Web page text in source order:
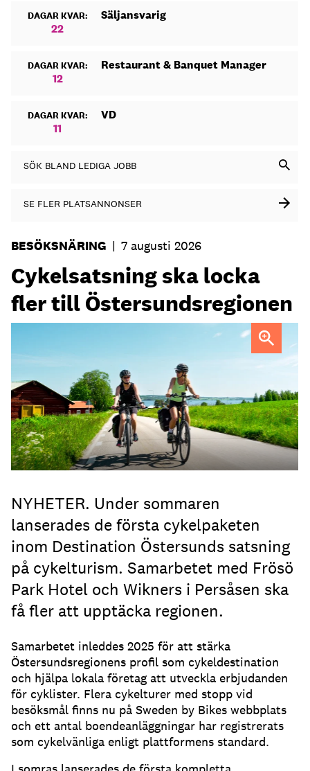
DAGAR KVAR:
22
Säljansvarig
DAGAR KVAR:
12
Restaurant & Banquet Manager
DAGAR KVAR:
11
VD
SÖK BLAND LEDIGA JOBB
SE FLER PLATSANNONSER
BESÖKSNÄRING | 7 augusti 2026
Cykelsatsning ska locka
fler till Östersundsregionen
NYHETER. Under sommaren
lanserades de första cykelpaketen
inom Destination Östersunds satsning
på cykelturism. Samarbetet med Frösö
Park Hotel och Wikners i Persåsen ska
få fler att upptäcka regionen.
Samarbetet inleddes 2025 för att stärka
Östersundsregionens profil som cykeldestination
och hjälpa lokala företag att utveckla erbjudanden
för cyklister. Flera cykelturer med stopp vid
besöksmål finns nu på Sweden by Bikes webbplats
och ett antal boendeanläggningar har registrerats
som cykelvänliga enligt plattformens standard.